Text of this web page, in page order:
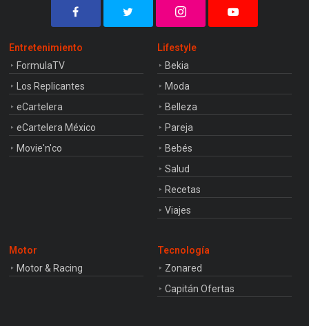
Entretenimiento
FormulaTV
Los Replicantes
eCartelera
eCartelera México
Movie'n'co
Lifestyle
Bekia
Moda
Belleza
Pareja
Bebés
Salud
Recetas
Viajes
Motor
Motor & Racing
Tecnología
Zonared
Capitán Ofertas